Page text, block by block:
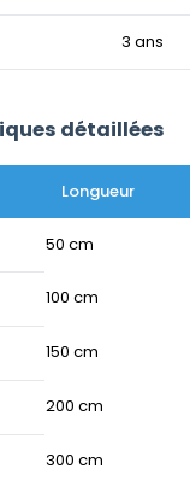
3 ans
détaillées
Longueur
50 cm
100 cm
150 cm
200 cm
300 cm